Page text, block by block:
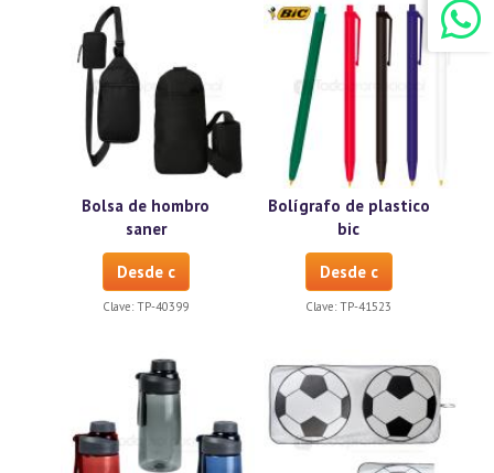
Bolsa de hombro
saner
Desde c
Clave: TP-40399
Bolígrafo de plastico
bic
Desde c
Clave: TP-41523